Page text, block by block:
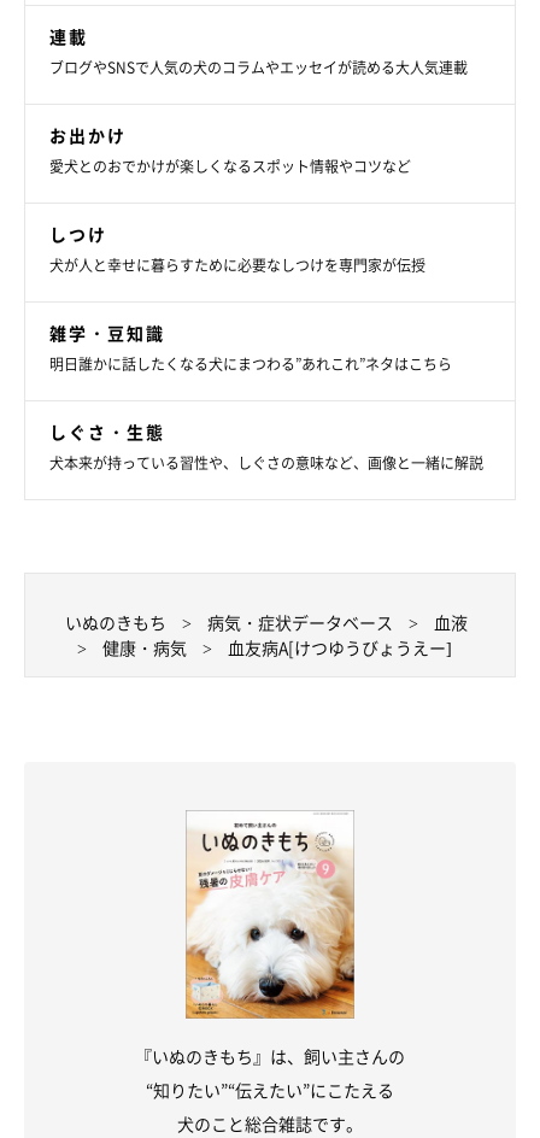
連載
ブログやSNSで人気の犬のコラムやエッセイが読める大人気連載
お出かけ
愛犬とのおでかけが楽しくなるスポット情報やコツなど
しつけ
犬が人と幸せに暮らすために必要なしつけを専門家が伝授
雑学・豆知識
明日誰かに話したくなる犬にまつわる”あれこれ”ネタはこちら
しぐさ・生態
犬本来が持っている習性や、しぐさの意味など、画像と一緒に解説
いぬのきもち 病気・症状データベース
血液
健康・病気
血友病A[けつゆうびょうえー]
『いぬのきもち』は、飼い主さんの
“知りたい”“伝えたい”にこたえる
犬のこと総合雑誌です。